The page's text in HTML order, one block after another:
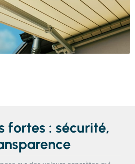
fortes : sécurité,